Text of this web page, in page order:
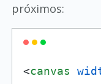
próximos:
<canvas